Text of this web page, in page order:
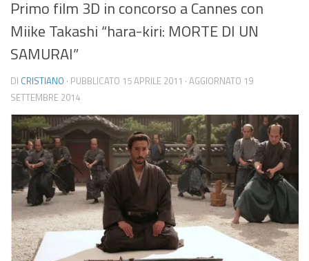
Primo film 3D in concorso a Cannes con
Miike Takashi “hara-kiri: MORTE DI UN
SAMURAI”
DI CRISTIANO · PUBBLICATO 15 APRILE 2011 · AGGIORNATO 19
SETTEMBRE 2014